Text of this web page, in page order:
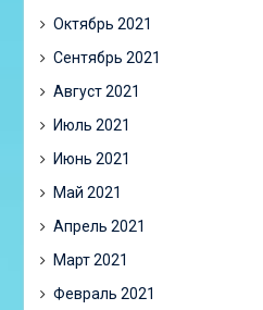
Октябрь 2021
Сентябрь 2021
Август 2021
Июль 2021
Июнь 2021
Май 2021
Апрель 2021
Март 2021
Февраль 2021